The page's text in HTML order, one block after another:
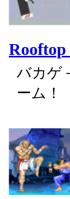
Rooftop
バカゲ
ーム！